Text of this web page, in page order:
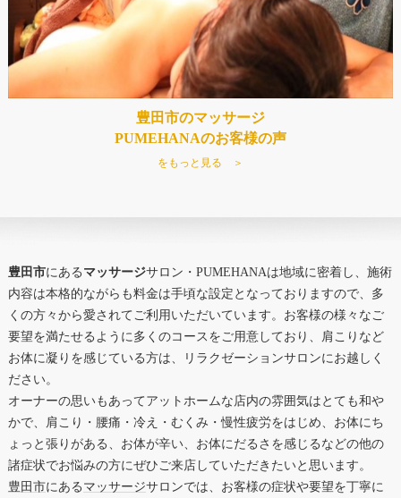
豊田市のマッサージ
PUMEHANAのお客様の声
をもっと見る ＞
豊田市にある マッサージサロン・PUMEHANAは地域に密着し、施術
内容は本格的ながらも料金は手頃な設定となっておりますので、多
くの方々から愛されてご利用いただいています。お客様の様々なご
要望を満たせるように多くのコースをご用意しており、肩こりなど
お体に凝りを感じている方は、リラクゼーションサロンにお越しく
ださい。
オーナーの思いもあってアットホームな店内の雰囲気はとても和や
かで、肩こり・腰痛・冷え・むくみ・慢性疲労をはじめ、お体にち
ょっと張りがある、お体が辛い、お体にだるさを感じるなどの他の
諸症状でお悩みの方にぜひご来店していただきたいと思います。
豊田市にある マッサージサロンでは、お客様の症状や要望を丁寧に